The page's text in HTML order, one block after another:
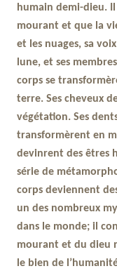
humain demi-dieu.
mourant et que la
et les nuages, sa
lune, et ses
corps se
terre. Ses cheveux
végétation. Ses
transformèrent en
devinrent des êtres
série de
corps deviennent
un des nombreux
dans le monde; il
mourant et du dieu
le bien de